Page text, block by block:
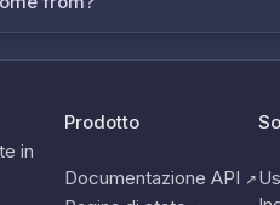
in
Prodotto
Documentazione API ↗